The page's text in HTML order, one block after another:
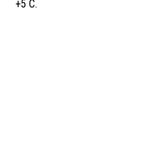
+5 C.